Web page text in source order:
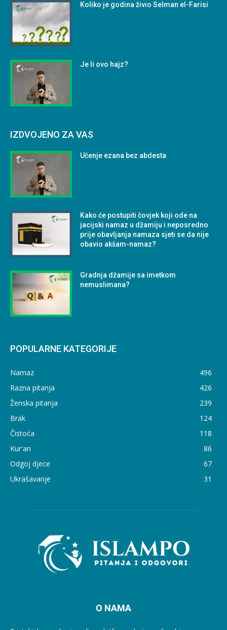
Koliko je godina živio Selman el-Farisi
Je li ovo hajz?
IZDVOJENO ZA VAS
Učenje ezana bez abdesta
Kako će postupiti čovjek koji ode na
jacijski namaz u džamiju i neposredno
prije obavljanja namaza sjeti se da nije
obavio akšam-namaz?
Gradnja džamije sa imetkom
nemuslimana?
POPULARNE KATEGORIJE
Namaz
496
Razna pitanja
426
Ženska pitanja
239
Brak
124
Čistoća
118
Kur'an
86
Odgoj djece
67
Ukrašavanje
31
O NAMA